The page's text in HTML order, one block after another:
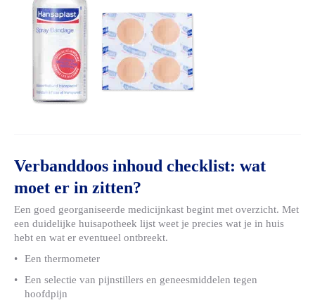
Verbanddoos inhoud checklist: wat
moet er in zitten?
Een goed georganiseerde medicijnkast begint met overzicht. Met
een duidelijke huisapotheek lijst weet je precies wat je in huis
hebt en wat er eventueel ontbreekt.
Een thermometer
Een selectie van pijnstillers en geneesmiddelen tegen
hoofdpijn